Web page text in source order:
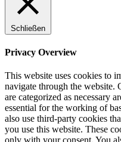
Schließen
Privacy Overview
This website uses cookies to
navigate through the website.
are categorized as necessary
essential for the working of
also use third-party cookies
you use this website. These